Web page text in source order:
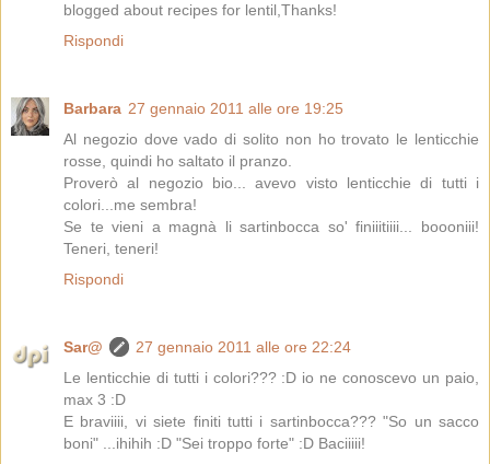
blogged about recipes for lentil,Thanks!
Rispondi
Barbara 27 gennaio 2011 alle ore 19:25
Al negozio dove vado di solito non ho trovato le lenticchie
rosse, quindi ho saltato il pranzo.
Proverò al negozio bio... avevo visto lenticchie di tutti i
colori...me sembra!
Se te vieni a magnà li sartinbocca so' finiiitiiii... boooniii!
Teneri, teneri!
Rispondi
Sar@
27 gennaio 2011 alle ore 22:24
Le lenticchie di tutti i colori??? :D io ne conoscevo un paio,
max 3 :D
E braviiii, vi siete finiti tutti i sartinbocca??? "So un sacco
boni" ...ihihih :D "Sei troppo forte" :D Baciiiii!